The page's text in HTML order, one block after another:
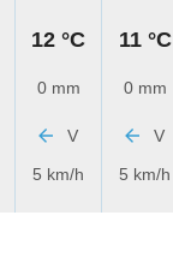
12 °C
0 mm
V
5 km/h
11 °C
0 mm
V
5 km/h